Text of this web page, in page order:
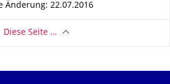
Änderung: 22.07.2016
Diese Seite …